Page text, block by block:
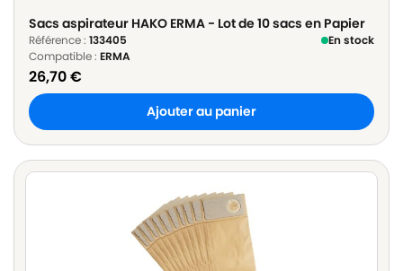
Sacs aspirateur HAKO ERMA - Lot de 10 sacs en Papier
Référence : 133405
En stock
Compatible : ERMA
26,70€
Ajouter au panier